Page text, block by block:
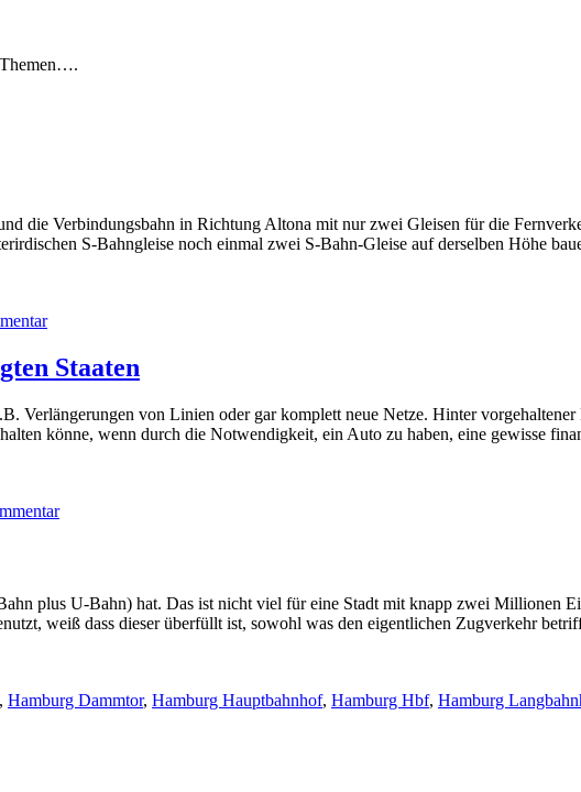
Themen….
die Verbindungsbahn in Richtung Altona mit nur zwei Gleisen für die
S-Bahngleise noch einmal zwei S-Bahn-Gleise auf derselben Höhe
zu
Bahninfrastruktur
Hamburg
Staaten
Verlängerungen von Linien oder gar komplett neue Netze. Hinter
könne, wenn durch die Notwendigkeit, ein Auto zu haben, eine gewisse
zu
in
den
plus U-Bahn) hat. Das ist nicht viel für eine Stadt mit knapp zwei Millionen
weiß dass dieser überfüllt ist, sowohl was den eigentlichen Zugverkehr
, Hamburg Dammtor, Hamburg Hauptbahnhof, Hamburg Hbf, Hamburg